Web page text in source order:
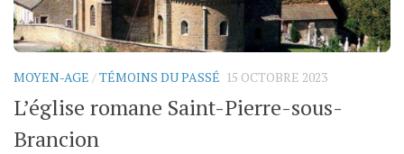
MOYEN-AGE /TÉMOINS DU PASSÉ 15 OCTOBRE 2023
L’église romane Saint-Pierre-sous-
Brancion